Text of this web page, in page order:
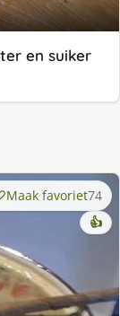
en suiker
Maak favoriet74
👍